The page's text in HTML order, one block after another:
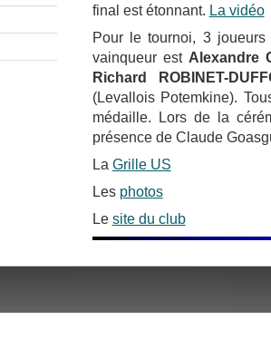
final est étonnant. La vidéo
Pour le tournoi, 3
vainqueur est Alexandre
Richard ROBINET-
(Levallois Potemkine).
médaille. Lors de la
présence de Claude
La Grille US
Les photos
Le site du club